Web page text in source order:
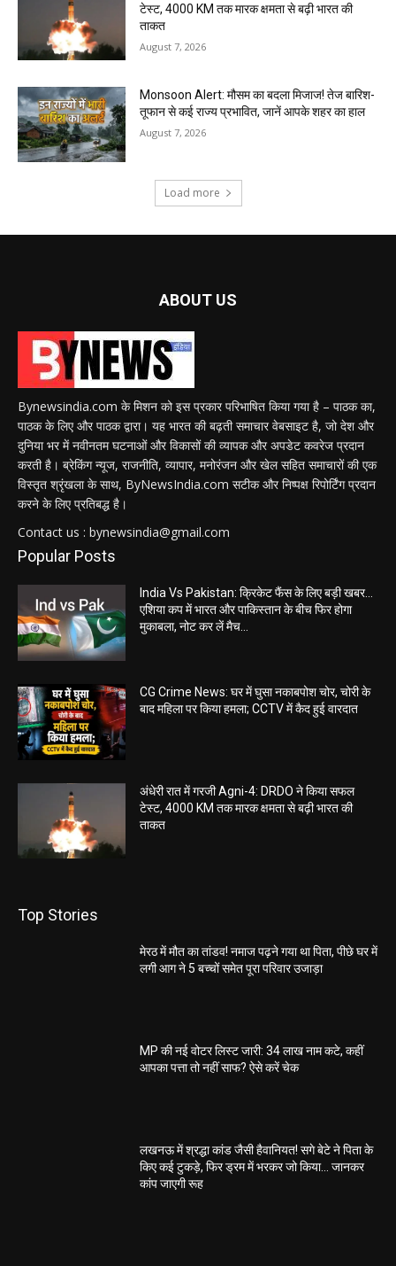
टेस्ट, 4000 KM तक मारक क्षमता से बढ़ी भारत की
ताकत
August 7, 2026
Monsoon Alert: मौसम का बदला मिजाज! तेज बारिश-
तूफान से कई राज्य प्रभावित, जानें आपके शहर का हाल
August 7, 2026
Load more
ABOUT US
Bynewsindia.com के मिशन को इस प्रकार परिभाषित किया गया है – पाठक का,
पाठक के लिए और पाठक द्वारा। यह भारत की बढ़ती समाचार वेबसाइट है, जो देश और
दुनिया भर में नवीनतम घटनाओं और विकासों की व्यापक और अपडेट कवरेज प्रदान
करती है। ब्रेकिंग न्यूज, राजनीति, व्यापार, मनोरंजन और खेल सहित समाचारों की एक
विस्तृत श्रृंखला के साथ, ByNewsIndia.com सटीक और निष्पक्ष रिपोर्टिंग प्रदान
करने के लिए प्रतिबद्ध है।
Contact us : bynewsindia@gmail.com
Popular Posts
India Vs Pakistan: क्रिकेट फैंस के लिए बड़ी खबर…
एशिया कप में भारत और पाकिस्तान के बीच फिर होगा
मुकाबला, नोट कर लें मैच...
CG Crime News: घर में घुसा नकाबपोश चोर, चोरी के
बाद महिला पर किया हमला; CCTV में कैद हुई वारदात
अंधेरी रात में गरजी Agni-4: DRDO ने किया सफल
टेस्ट, 4000 KM तक मारक क्षमता से बढ़ी भारत की
ताकत
Top Stories
मेरठ में मौत का तांडव! नमाज पढ़ने गया था पिता, पीछे घर में
लगी आग ने 5 बच्चों समेत पूरा परिवार उजाड़ा
MP की नई वोटर लिस्ट जारी: 34 लाख नाम कटे, कहीं
आपका पत्ता तो नहीं साफ? ऐसे करें चेक
लखनऊ में श्रद्धा कांड जैसी हैवानियत! सगे बेटे ने पिता के
किए कई टुकड़े, फिर ड्रम में भरकर जो किया… जानकर
कांप जाएगी रूह